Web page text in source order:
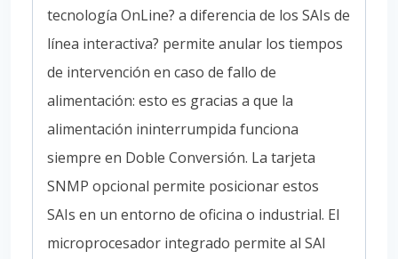
tecnología OnLine? a diferencia de los SAIs de
línea interactiva? permite anular los tiempos
de intervención en caso de fallo de
alimentación: esto es gracias a que la
alimentación ininterrumpida funciona
siempre en Doble Conversión. La tarjeta
SNMP opcional permite posicionar estos
SAIs en un entorno de oficina o industrial. El
microprocesador integrado permite al SAI